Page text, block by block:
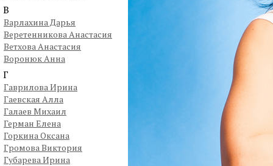
В
Варлахина Дарья
Веретенникова Анастасия
Ветхова Анастасия
Воронюк Анна
Г
Гаврилова Ирина
Гаевская Алла
Галаев Михаил
Герман Елена
Горкина Оксана
Громова Виктория
Губарева Ирина